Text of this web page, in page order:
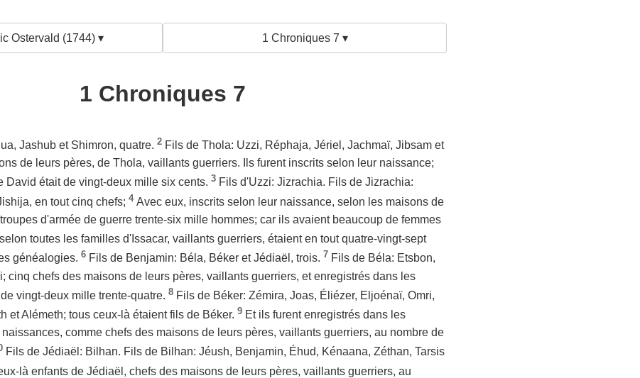
Ostervald (1744) ▾ 1 Chroniques 7 ▾
1 Chroniques 7
Jashub et Shimron, quatre. 2 Fils de Thola: Uzzi, Réphaja, Jériel, Jachmaï, Jibsam et
de leurs pères, de Thola, vaillants guerriers. Ils furent inscrits selon leur naissance;
David était de vingt-deux mille six cents. 3 Fils d'Uzzi: Jizrachia. Fils de Jizrachia:
en tout cinq chefs; 4 Avec eux, inscrits selon leur naissance, selon les maisons de
d'armée de guerre trente-six mille hommes; car ils avaient beaucoup de femmes
toutes les familles d'Issacar, vaillants guerriers, étaient en tout quatre-vingt-sept
généalogies. 6 Fils de Benjamin: Béla, Béker et Jédiaël, trois. 7 Fils de Béla: Etsbon,
cinq chefs des maisons de leurs pères, vaillants guerriers, et enregistrés dans les
vingt-deux mille trente-quatre. 8 Fils de Béker: Zémira, Joas, Éliézer, Eljoénaï, Omri,
et Alémeth; tous ceux-là étaient fils de Béker. 9 Et ils furent enregistrés dans les
comme chefs des maisons de leurs pères, vaillants guerriers, au nombre de
Fils de Jédiaël: Bilhan. Fils de Bilhan: Jéush, Benjamin, Éhud, Kénaana, Zéthan, Tarsis
là enfants de Jédiaël, chefs des maisons de leurs pères, vaillants guerriers, au